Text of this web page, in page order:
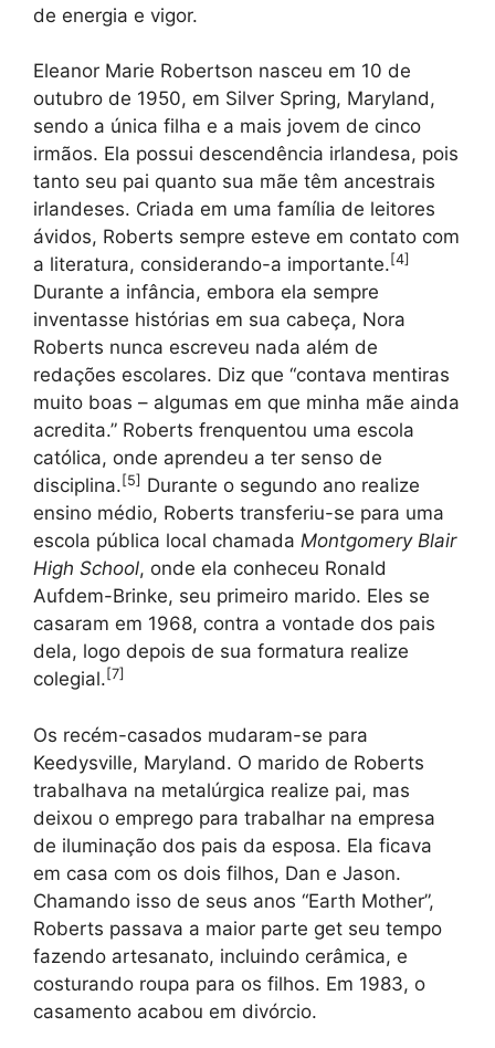
de energia e vigor.
Eleanor Marie Robertson nasceu em 10 de
outubro de 1950, em Silver Spring, Maryland,
sendo a única filha e a mais jovem de cinco
irmãos. Ela possui descendência irlandesa, pois
tanto seu pai quanto sua mãe têm ancestrais
irlandeses. Criada em uma família de leitores
ávidos, Roberts sempre esteve em contato com
a literatura, considerando-a importante.[4]
Durante a infância, embora ela sempre
inventasse histórias em sua cabeça, Nora
Roberts nunca escreveu nada além de
redações escolares. Diz que “contava mentiras
muito boas – algumas em que minha mãe ainda
acredita.” Roberts frenquentou uma escola
católica, onde aprendeu a ter senso de
disciplina.[5] Durante o segundo ano realize
ensino médio, Roberts transferiu-se para uma
escola pública local chamada Montgomery Blair
High School, onde ela conheceu Ronald
Aufdem-Brinke, seu primeiro marido. Eles se
casaram em 1968, contra a vontade dos pais
dela, logo depois de sua formatura realize
colegial.[7]
Os recém-casados mudaram-se para
Keedysville, Maryland. O marido de Roberts
trabalhava na metalúrgica realize pai, mas
deixou o emprego para trabalhar na empresa
de iluminação dos pais da esposa. Ela ficava
em casa com os dois filhos, Dan e Jason.
Chamando isso de seus anos “Earth Mother”,
Roberts passava a maior parte get seu tempo
fazendo artesanato, incluindo cerâmica, e
costurando roupa para os filhos. Em 1983, o
casamento acabou em divórcio.